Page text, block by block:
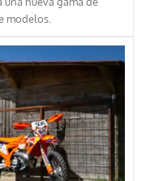
modelos.